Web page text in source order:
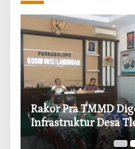
‎Rakor Pra TMMD
Infrastruktur Desa